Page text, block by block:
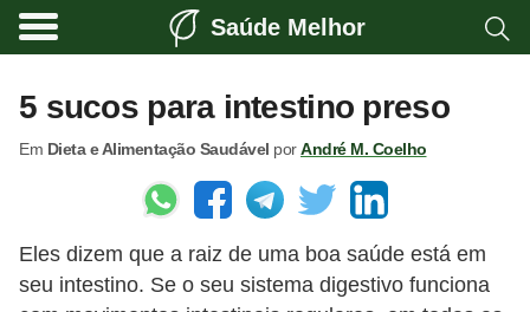
Saúde Melhor
5 sucos para intestino preso
Em Dieta e Alimentação Saudável porAndré M. Coelho
Eles dizem que a raiz de uma boa saúde está em
seu intestino. Se o seu sistema digestivo funciona
A
i
v
a
d